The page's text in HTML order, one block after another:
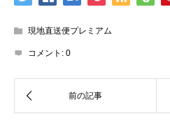
現地直送便プレミアム
コメント: 0